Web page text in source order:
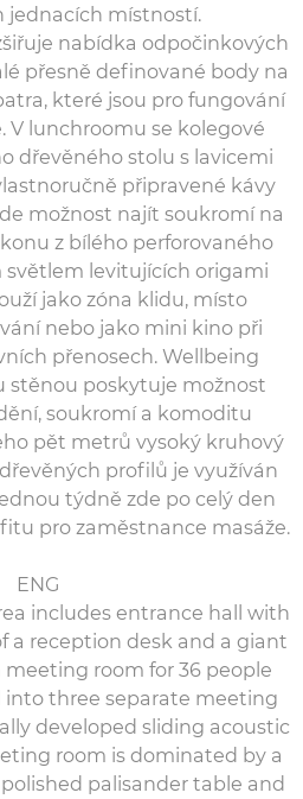
jednacích místností.
nabídka odpočinkových
přesně definované body na
které jsou pro fungování
V lunchroomu se kolegové
dřevěného stolu s lavicemi
připravené kávy
možnost najít soukromí na
z bílého perforovaného
levitujících origami
jako zóna klidu, místo
nebo jako mini kino při
přenosech. Wellbeing
stěnou poskytuje možnost
soukromí a komoditu
pět metrů vysoký kruhový
profilů je využíván
týdně zde po celý den
pro zaměstnance masáže.
ENG
includes entrance hall with
a reception desk and a giant
room for 36 people
three separate meeting
developed sliding acoustic
room is dominated by a
palisander table and